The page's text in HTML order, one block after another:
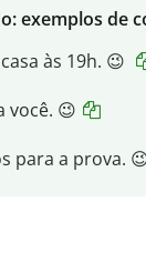
exemplos de
às 19h. 😉
você. 😉
para a prova.